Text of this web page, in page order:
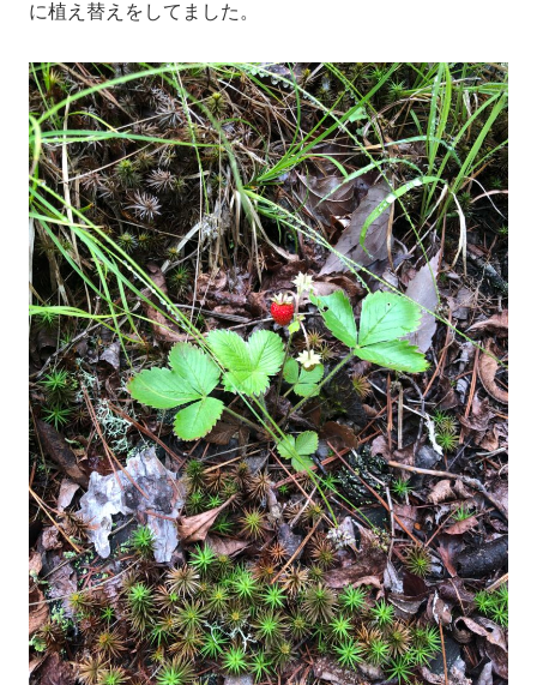
に植え替えをしてました。